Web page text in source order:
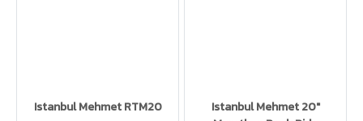
Istanbul Mehmet RTM20
Istanbul Mehmet 20"